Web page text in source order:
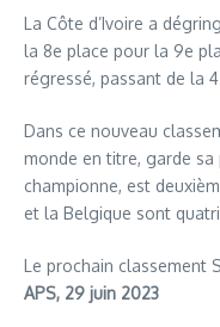
La Côte d’Ivoire a
la 8e place pour la 9e
régressé, passant de la
Dans ce nouveau
monde en titre, garde sa
championne, est
et la Belgique sont
Le prochain classement
APS, 29 juin 2023